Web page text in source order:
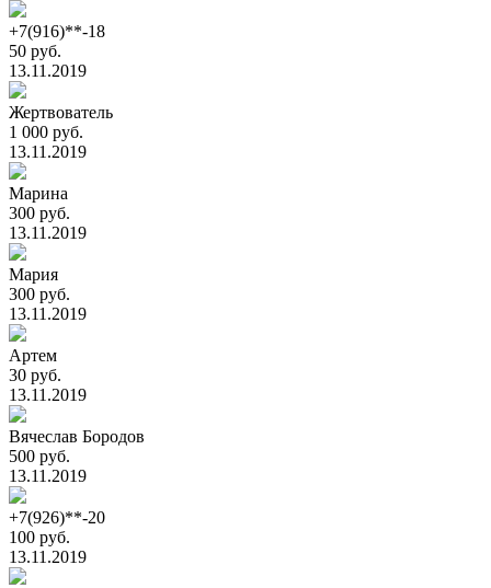
+7(916)**-18
50 руб.
13.11.2019
Жертвователь
1 000 руб.
13.11.2019
Марина
300 руб.
13.11.2019
Мария
300 руб.
13.11.2019
Артем
30 руб.
13.11.2019
Вячеслав Бородов
500 руб.
13.11.2019
+7(926)**-20
100 руб.
13.11.2019